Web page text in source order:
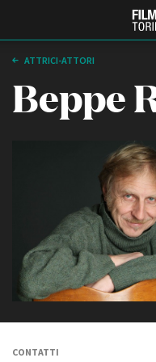
ABOUT
Chi siamo
Storia della Fondazione
Contatti
Partner
ATTRICI-ATTORI
Beppe
CONTATTI